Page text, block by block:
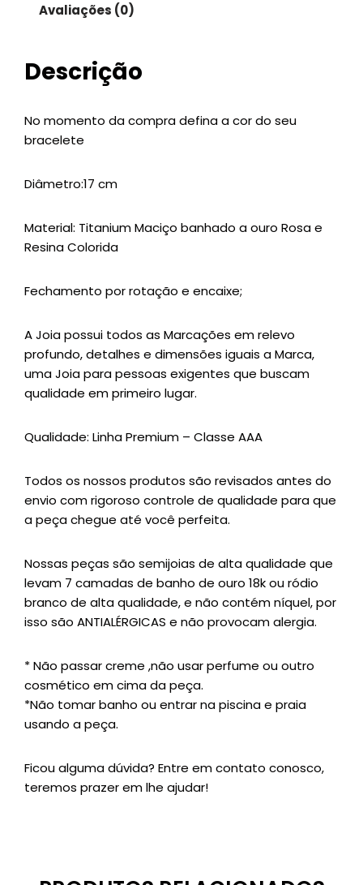
Avaliações (0)
Descrição
No momento da compra defina a cor do seu
bracelete
Diâmetro:17 cm
Material: Titanium Maciço banhado a ouro Rosa e
Resina Colorida
Fechamento por rotação e encaixe;
A Joia possui todos as Marcações em relevo
profundo, detalhes e dimensões iguais a Marca,
uma Joia para pessoas exigentes que buscam
qualidade em primeiro lugar.
Qualidade: Linha Premium – Classe AAA
Todos os nossos produtos são revisados antes do
envio com rigoroso controle de qualidade para que
a peça chegue até você perfeita.
Nossas peças são semijoias de alta qualidade que
levam 7 camadas de banho de ouro 18k ou ródio
branco de alta qualidade, e não contém níquel, por
isso são ANTIALÉRGICAS e não provocam alergia.
* Não passar creme ,não usar perfume ou outro
cosmético em cima da peça.
*Não tomar banho ou entrar na piscina e praia
usando a peça.
Ficou alguma dúvida? Entre em contato conosco,
teremos prazer em lhe ajudar!